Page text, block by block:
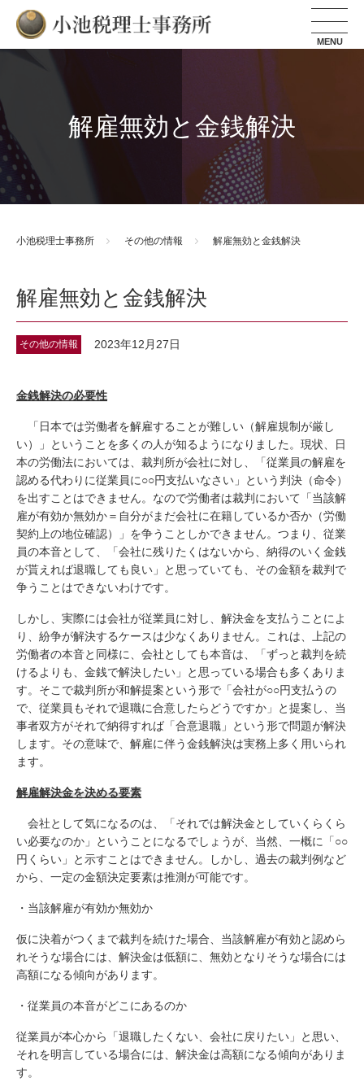
小池税理士事務所
解雇無効と金銭解決
小池税理士事務所 その他の情報 解雇無効と金銭解決
解雇無効と金銭解決
その他の情報 2023年12月27日
金銭解決の必要性
「日本では労働者を解雇することが難しい（解雇規制が厳し
い）」ということを多くの人が知るようになりました。現状、日
本の労働法においては、裁判所が会社に対し、「従業員の解雇を
認める代わりに従業員に○○円支払いなさい」という判決（命令）
を出すことはできません。なので労働者は裁判において「当該解
雇が有効か無効か＝自分がまだ会社に在籍しているか否か（労働
契約上の地位確認）」を争うことしかできません。つまり、従業
員の本音として、「会社に残りたくはないから、納得のいく金銭
が貰えれば退職しても良い」と思っていても、その金額を裁判で
争うことはできないわけです。
しかし、実際には会社が従業員に対し、解決金を支払うことによ
り、紛争が解決するケースは少なくありません。これは、上記の
労働者の本音と同様に、会社としても本音は、「ずっと裁判を続
けるよりも、金銭で解決したい」と思っている場合も多くありま
す。そこで裁判所が和解提案という形で「会社が○○円支払うの
で、従業員もそれで退職に合意したらどうですか」と提案し、当
事者双方がそれで納得すれば「合意退職」という形で問題が解決
します。その意味で、解雇に伴う金銭解決は実務上多く用いられ
ます。
解雇解決金を決める要素
会社として気になるのは、「それでは解決金としていくらくら
い必要なのか」ということになるでしょうが、当然、一概に「○○
円くらい」と示すことはできません。しかし、過去の裁判例など
から、一定の金額決定要素は推測が可能です。
・当該解雇が有効か無効か
仮に決着がつくまで裁判を続けた場合、当該解雇が有効と認めら
れそうな場合には、解決金は低額に、無効となりそうな場合には
高額になる傾向があります。
・従業員の本音がどこにあるのか
従業員が本心から「退職したくない、会社に戻りたい」と思い、
それを明言している場合には、解決金は高額になる傾向がありま
す。